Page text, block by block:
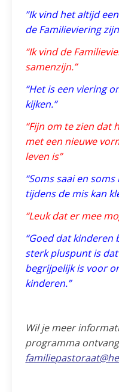
”Ik vind het altijd
de Familieviering
“Ik vind de
samenzijn.”
“Het is een viering
kijken.”
“Fijn om te zien dat
met een nieuwe
leven is”
“Soms saai en
tijdens de mis kan
“Leuk dat er mee
“Goed dat
sterk pluspunt is
begrijpelijk is voor
kinderen.”
Wil je meer
programma